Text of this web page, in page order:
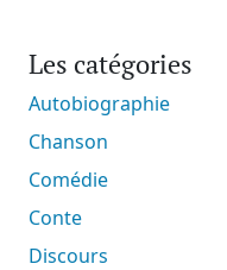
Les catégories
Autobiographie
Chanson
Comédie
Conte
Discours